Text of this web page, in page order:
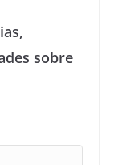
sobre